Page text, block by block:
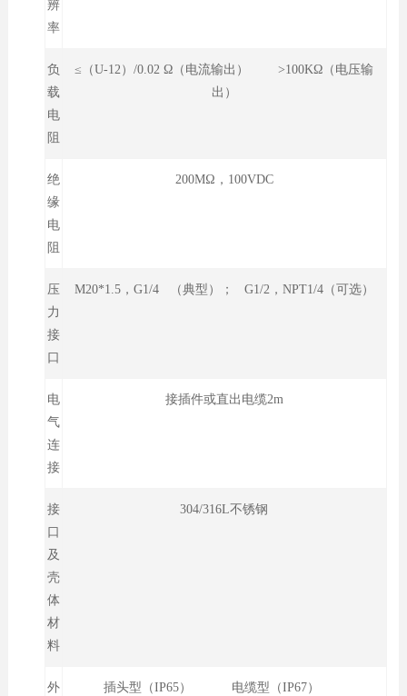
辨
率
负
载
电
阻
≤（U-12）/0.02 Ω（电流输出） >100KΩ（电压输
出）
绝
缘
电
阻
200MΩ，100VDC
压
力
接
口
M20*1.5，G1/4 （典型）； G1/2，NPT1/4（可选）
电
气
连
接
接插件或直出电缆2m
接
口
及
壳
体
材
料
304/316L不锈钢
外
插头型（IP65） 电缆型（IP67）